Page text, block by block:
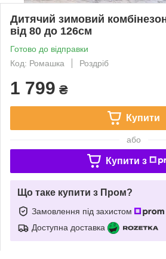
Дитячий зимовий
від 80 до 126см
Готово до відправки
Код: Ромашка
Роздріб
1 799 ₴
Купити
або
Купити з
Що таке купити з Пром?
Замовлення під захистом
Доступна доставка